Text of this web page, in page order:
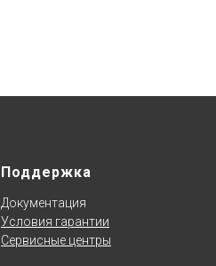
Поддержка
Документация
Условия гарантии
Сервисные центры